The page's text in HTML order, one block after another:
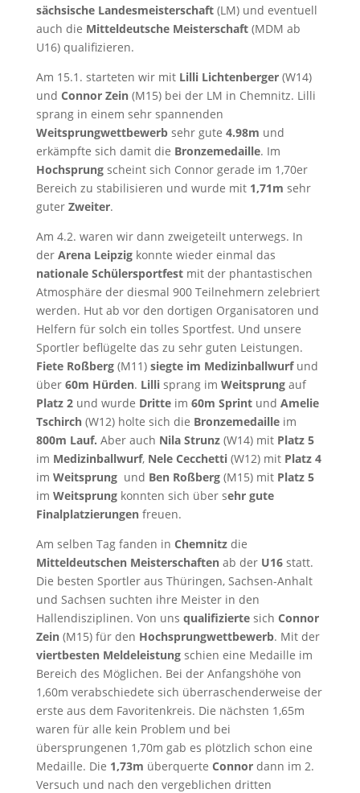
sächsische Landesmeisterschaft(LM) und eventuell
auch die Mitteldeutsche Meisterschaft(MDM ab
U16) qualifizieren.
Am 15.1. starteten wir mit Lilli Lichtenberger(W14)
und Connor Zein(M15) bei der LM in Chemnitz. Lilli
sprang in einem sehr spannenden
Weitsprungwettbewerbsehr gute 4.98m und
erkämpfte sich damit die Bronzemedaille. Im
Hochsprungscheint sich Connor gerade im 1,70er
Bereich zu stabilisieren und wurde mit 1,71m sehr
guter Zweiter.
Am 4.2. waren wir dann zweigeteilt unterwegs. In
der Arena Leipzigkonnte wieder einmal das
nationale Schülersportfestmit der phantastischen
Atmosphäre der diesmal 900 Teilnehmern zelebriert
werden. Hut ab vor den dortigen Organisatoren und
Helfern für solch ein tolles Sportfest. Und unsere
Sportler beflügelte das zu sehr guten Leistungen.
Fiete Roßberg(M11) siegte im Medizinballwurfund
über 60m Hürden. Lillisprang im Weitsprungauf
Platz 2und wurde Dritteim 60m Sprintund Amelie
Tschirch(W12) holte sich die Bronzemedailleim
800m Lauf. Aber auch Nila Strunz(W14) mit Platz 5
im Medizinballwurf, Nele Cecchetti(W12) mit Platz 4
im Weitsprungund Ben Roßberg(M15) mit Platz 5
im Weitsprungkonnten sich über sehr gute
Finalplatzierungenfreuen.
Am selben Tag fanden in Chemnitzdie
Mitteldeutschen Meisterschaftenab der U16statt.
Die besten Sportler aus Thüringen, Sachsen-Anhalt
und Sachsen suchten ihre Meister in den
Hallendisziplinen. Von uns qualifiziertesich Connor
Zein(M15) für den Hochsprungwettbewerb. Mit der
viertbesten Meldeleistungschien eine Medaille im
Bereich des Möglichen. Bei der Anfangshöhe von
1,60m verabschiedete sich überraschenderweise der
erste aus dem Favoritenkreis. Die nächsten 1,65m
waren für alle kein Problem und bei
übersprungenen 1,70m gab es plötzlich schon eine
Medaille. Die 1,73m überquerte Connordann im 2.
Versuch und nach den vergeblichen dritten